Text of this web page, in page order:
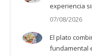
experiencia
07/08/2026
El plato
fundamental